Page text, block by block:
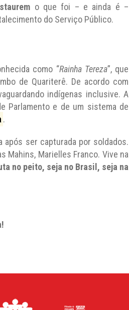
o que foi – e ainda é –
do Serviço Público.
como “Rainha Tereza”, que
de Quariterê. De acordo com
indígenas inclusive. A
Parlamento e de um sistema de
.
após ser capturada por soldados.
Mahins, Marielles Franco. Vive na
no peito, seja no Brasil, seja na